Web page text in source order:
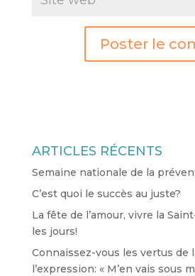
ARTICLES RÉCENTS
Semaine nationale de la
C’est quoi le succès au juste?
La fête de l’amour, vivre la
les jours!
Connaissez-vous les vertus de
l’expression: « M’en vais sous